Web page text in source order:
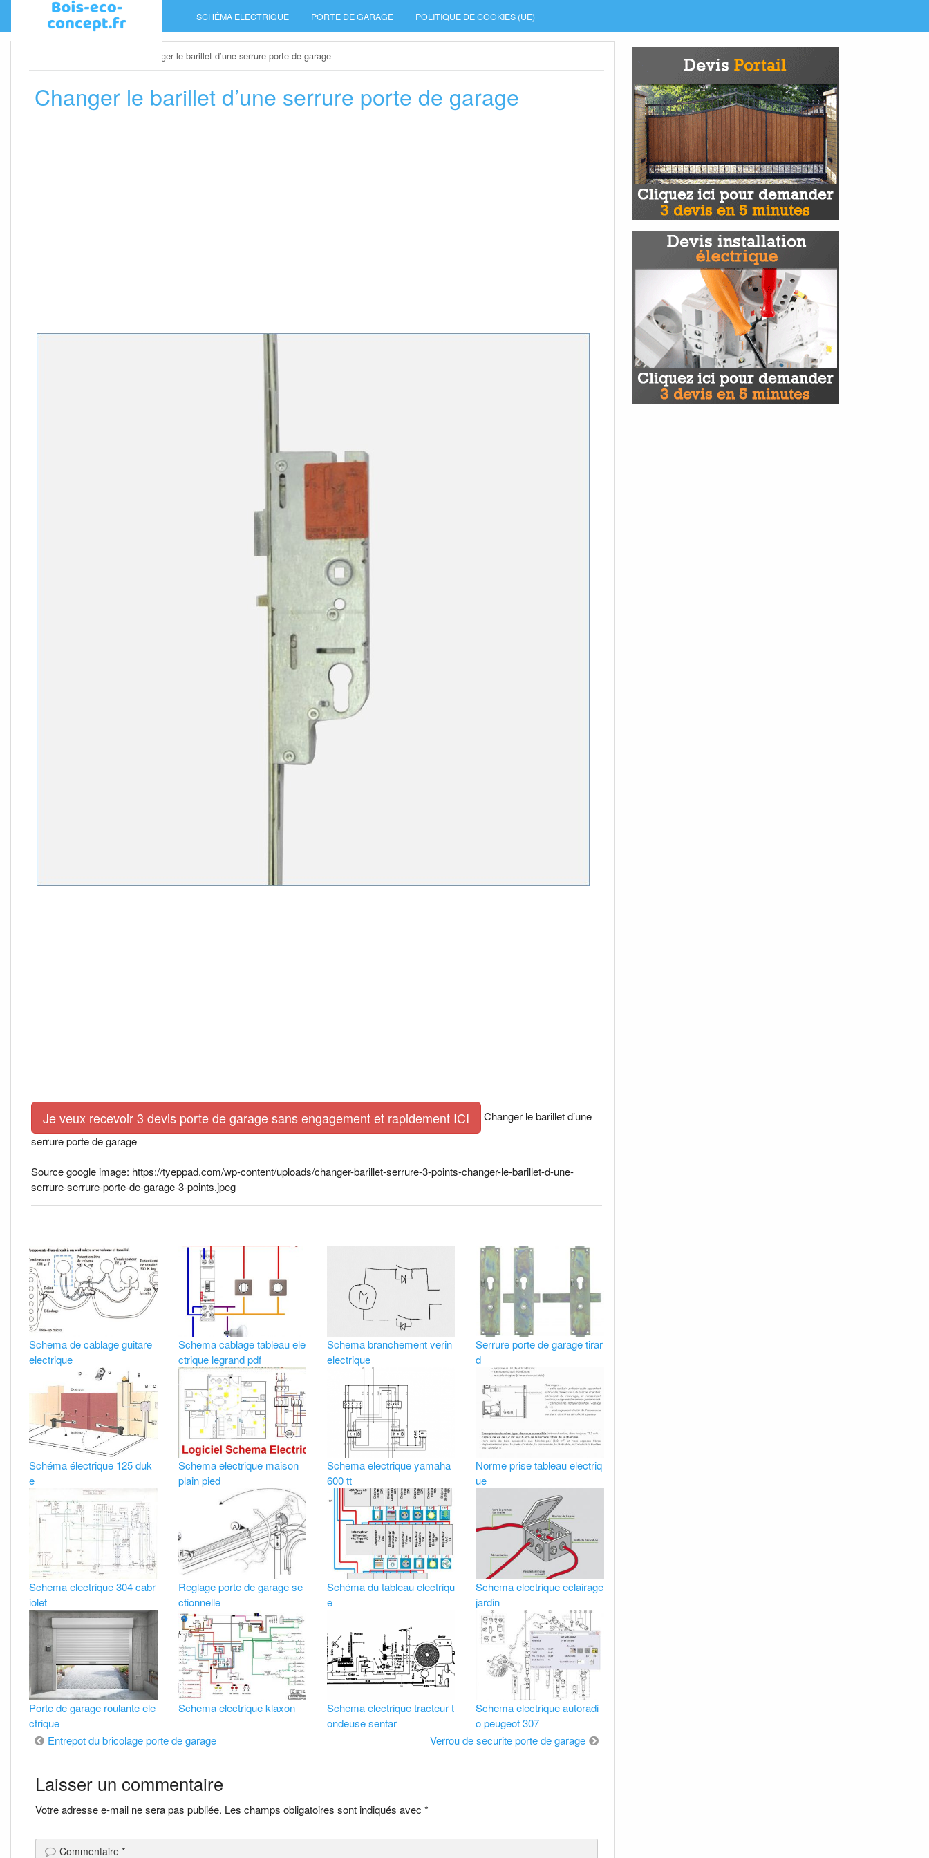
SCHÉMA ELECTRIQUE PORTE DE GARAGE POLITIQUE DE COOKIES (UE)
Changer le barillet d’une serrure porte de garage
Changer le barillet d’une serrure porte de garage
Je veux recevoir 3 devis porte de garage sans engagement et rapidement ICI
Changer le barillet d’une
serrure porte de garage
Source google image: https://tyeppad.com/wp-content/uploads/changer-barillet-serrure-3-points-changer-le-barillet-d-une-
serrure-serrure-porte-de-garage-3-points.jpeg
Schema de cablage guitare
electrique
Schema cablage tableau ele
ctrique legrand pdf
Schema branchement verin
electrique
Serrure porte de garage tirar
d
Schéma électrique 125 duk
e
Schema electrique maison
plain pied
Schema electrique yamaha
600 tt
Norme prise tableau electriq
ue
Schema electrique 304 cabr
iolet
Reglage porte de garage se
ctionnelle
Schéma du tableau electriqu
e
Schema electrique eclairage
jardin
Porte de garage roulante ele
ctrique
Schema electrique klaxon
Schema electrique tracteur t
ondeuse sentar
Schema electrique autoradi
o peugeot 307
Navigation
de
l’article
Entrepot du bricolage porte de garage Verrou de securite porte de garage
Laisser un commentaire
Votre adresse e-mail ne sera pas publiée. Les champs obligatoires sont indiqués avec *
Commentaire *